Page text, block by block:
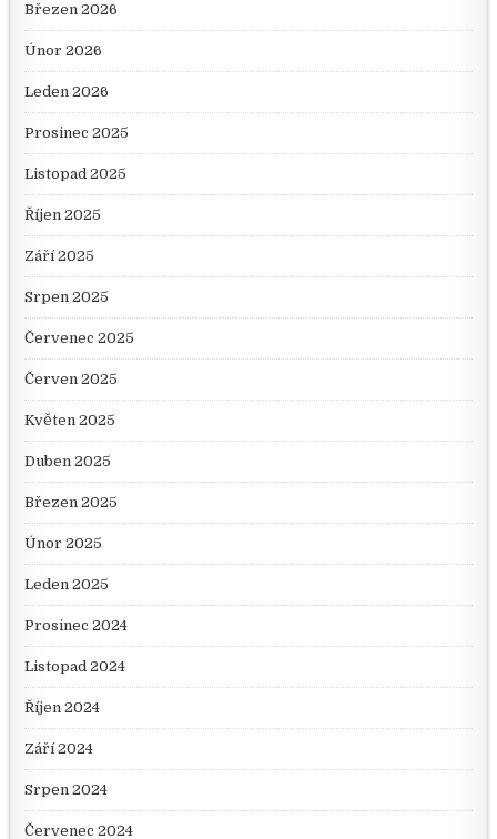
Březen 2026
Únor 2026
Leden 2026
Prosinec 2025
Listopad 2025
Říjen 2025
Září 2025
Srpen 2025
Červenec 2025
Červen 2025
Květen 2025
Duben 2025
Březen 2025
Únor 2025
Leden 2025
Prosinec 2024
Listopad 2024
Říjen 2024
Září 2024
Srpen 2024
Červenec 2024